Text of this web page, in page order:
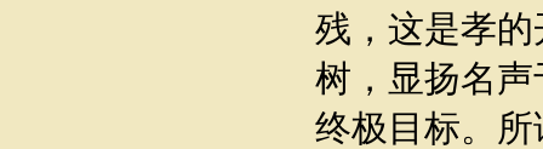
残，这是孝
树，显扬名
终极目标。